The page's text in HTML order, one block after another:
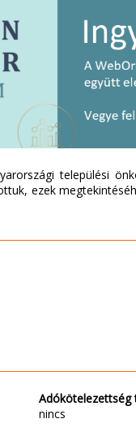
települési
ezek
Adókötelezettség
nincs